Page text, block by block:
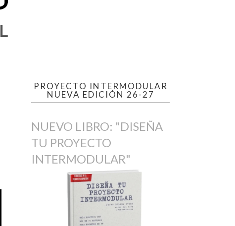
PROYECTO INTERMODULAR
NUEVA EDICIÓN 26-27
NUEVO LIBRO: "DISEÑA
TU PROYECTO
INTERMODULAR"